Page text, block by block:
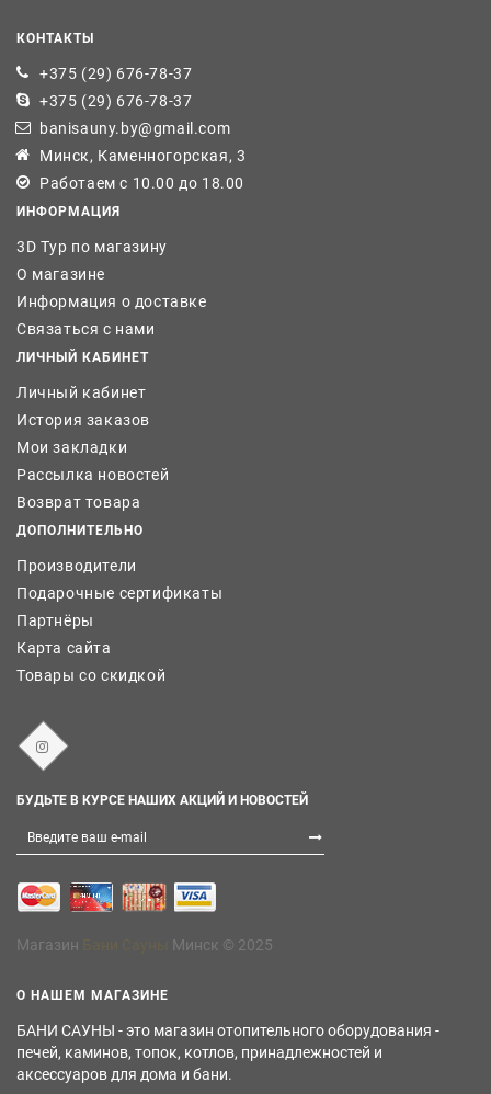
КОНТАКТЫ
+375 (29) 676-78-37
+375 (29) 676-78-37
banisauny.by@gmail.com
Минск, Каменногорская, 3
Работаем с 10.00 до 18.00
ИНФОРМАЦИЯ
3D Тур по магазину
О магазине
Информация о доставке
Связаться с нами
ЛИЧНЫЙ КАБИНЕТ
Личный кабинет
История заказов
Мои закладки
Рассылка новостей
Возврат товара
ДОПОЛНИТЕЛЬНО
Производители
Подарочные сертификаты
Партнёры
Карта сайта
Товары со скидкой
БУДЬТЕ В КУРСЕ НАШИХ АКЦИЙ И НОВОСТЕЙ
Магазин Минск © 2025
О НАШЕМ МАГАЗИНЕ
БАНИ САУНЫ - это магазин отопительного оборудования -
печей, каминов, топок, котлов, принадлежностей и
аксессуаров для дома и бани.